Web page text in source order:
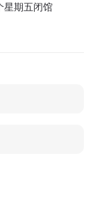
星期五闭馆